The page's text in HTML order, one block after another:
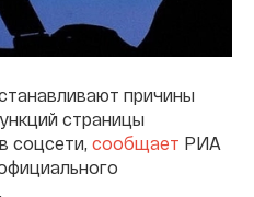
причины
страницы
соцсети, сообщает РИА